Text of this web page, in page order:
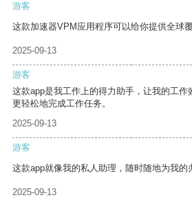
游客
这款加速器VPM应用程序可以给你提供全球
2025-09-13
游客
这款app是我工作上的得力助手，让我的工作
更轻松地完成工作任务。
2025-09-13
游客
这款app就像我的私人助理，随时随地为我的
2025-09-13